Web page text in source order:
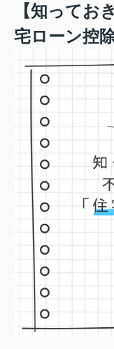
【知ってお
宅ローン控除